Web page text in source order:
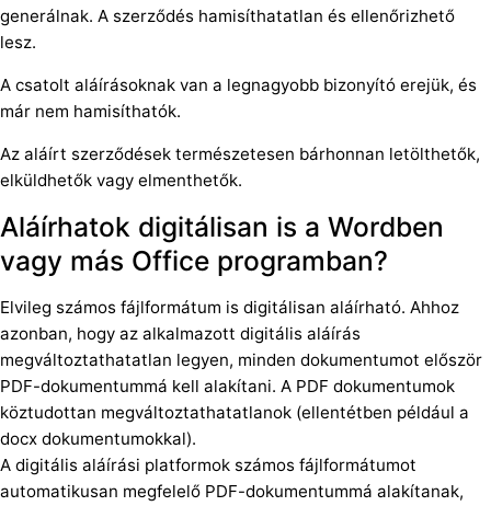
generálnak. A szerződés hamisíthatatlan és ellenőrizhető
lesz.
A csatolt aláírásoknak van a legnagyobb bizonyító erejük, és
már nem hamisíthatók.
Az aláírt szerződések természetesen bárhonnan letölthetők,
elküldhetők vagy elmenthetők.
Aláírhatok digitálisan is a Wordben
vagy más Office programban?
Elvileg számos fájlformátum is digitálisan aláírható. Ahhoz
azonban, hogy az alkalmazott digitális aláírás
megváltoztathatatlan legyen, minden dokumentumot először
PDF-dokumentummá kell alakítani. A PDF dokumentumok
köztudottan megváltoztathatatlanok (ellentétben például a
docx dokumentumokkal).
A digitális aláírási platformok számos fájlformátumot
automatikusan megfelelő PDF-dokumentummá alakítanak,